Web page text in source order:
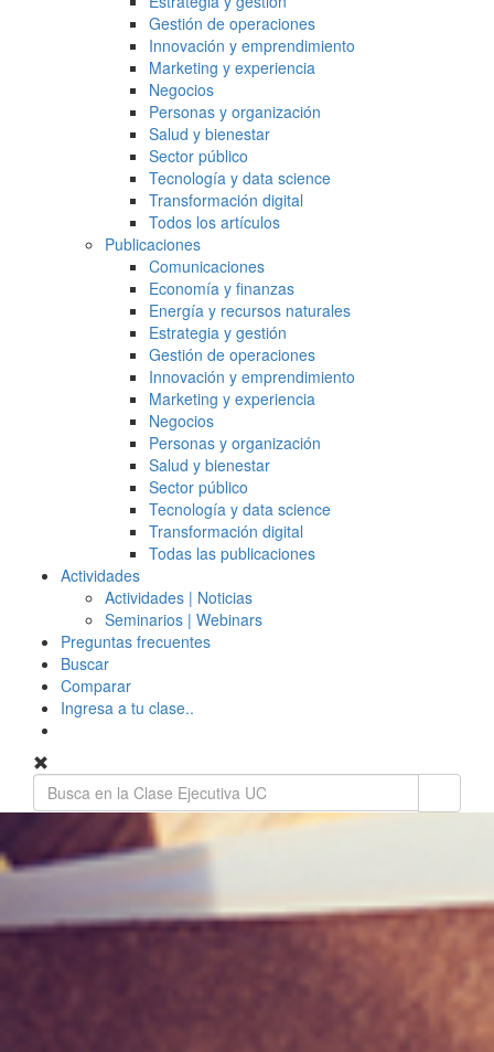
Gestión de operaciones
Innovación y emprendimiento
Marketing y experiencia
Negocios
Personas y organización
Salud y bienestar
Sector público
Tecnología y data science
Transformación digital
Todos los artículos
Publicaciones
Comunicaciones
Economía y finanzas
Energía y recursos naturales
Estrategia y gestión
Gestión de operaciones
Innovación y emprendimiento
Marketing y experiencia
Negocios
Personas y organización
Salud y bienestar
Sector público
Tecnología y data science
Transformación digital
Todas las publicaciones
Actividades
Actividades | Noticias
Seminarios | Webinars
Preguntas frecuentes
Buscar
Comparar
Ingresa a tu clase..